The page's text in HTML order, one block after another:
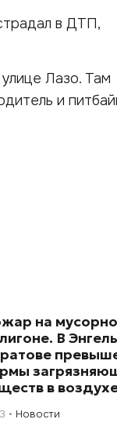
в ДТП,
Лазо. Там
и
на
В
в
Новости